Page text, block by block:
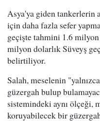
Asya'ya giden tankerlerin
için daha fazla sefer
geçişte tahmini 1.6
milyon dolarlık Süveyş
belirtiliyor.
Salah, meselenin
güzergah bulup
sistemindeki aynı
koruyabilecek bir